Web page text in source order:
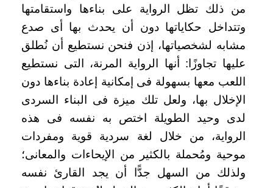
من ذلك تظل الرواية على بناءها واستقامتها
وتتداخل حكاياتها دون أن يحدث بها أى صدع
مشابه لشخصياتها، إذن فنحن نستطيع أن نُطلق
عليها تجاوزًا: أنها الرواية المرنة، التى نستطيع
اللعب معها بسهولة فى إمكانية إعادة بناءها دون
الإخلال بها، ولعل تلك ميزة فى البناء السردى
لدى وحيد الطويلة اختص به نفسه فى هذه
الرواية، من خلال لغة سردية قوية ومفردات
موحية ومُحملة بالكثير من الإيحاءات والمعانى؛
ولذلك من السهل جدًّا أن يجد القارئ نفسه